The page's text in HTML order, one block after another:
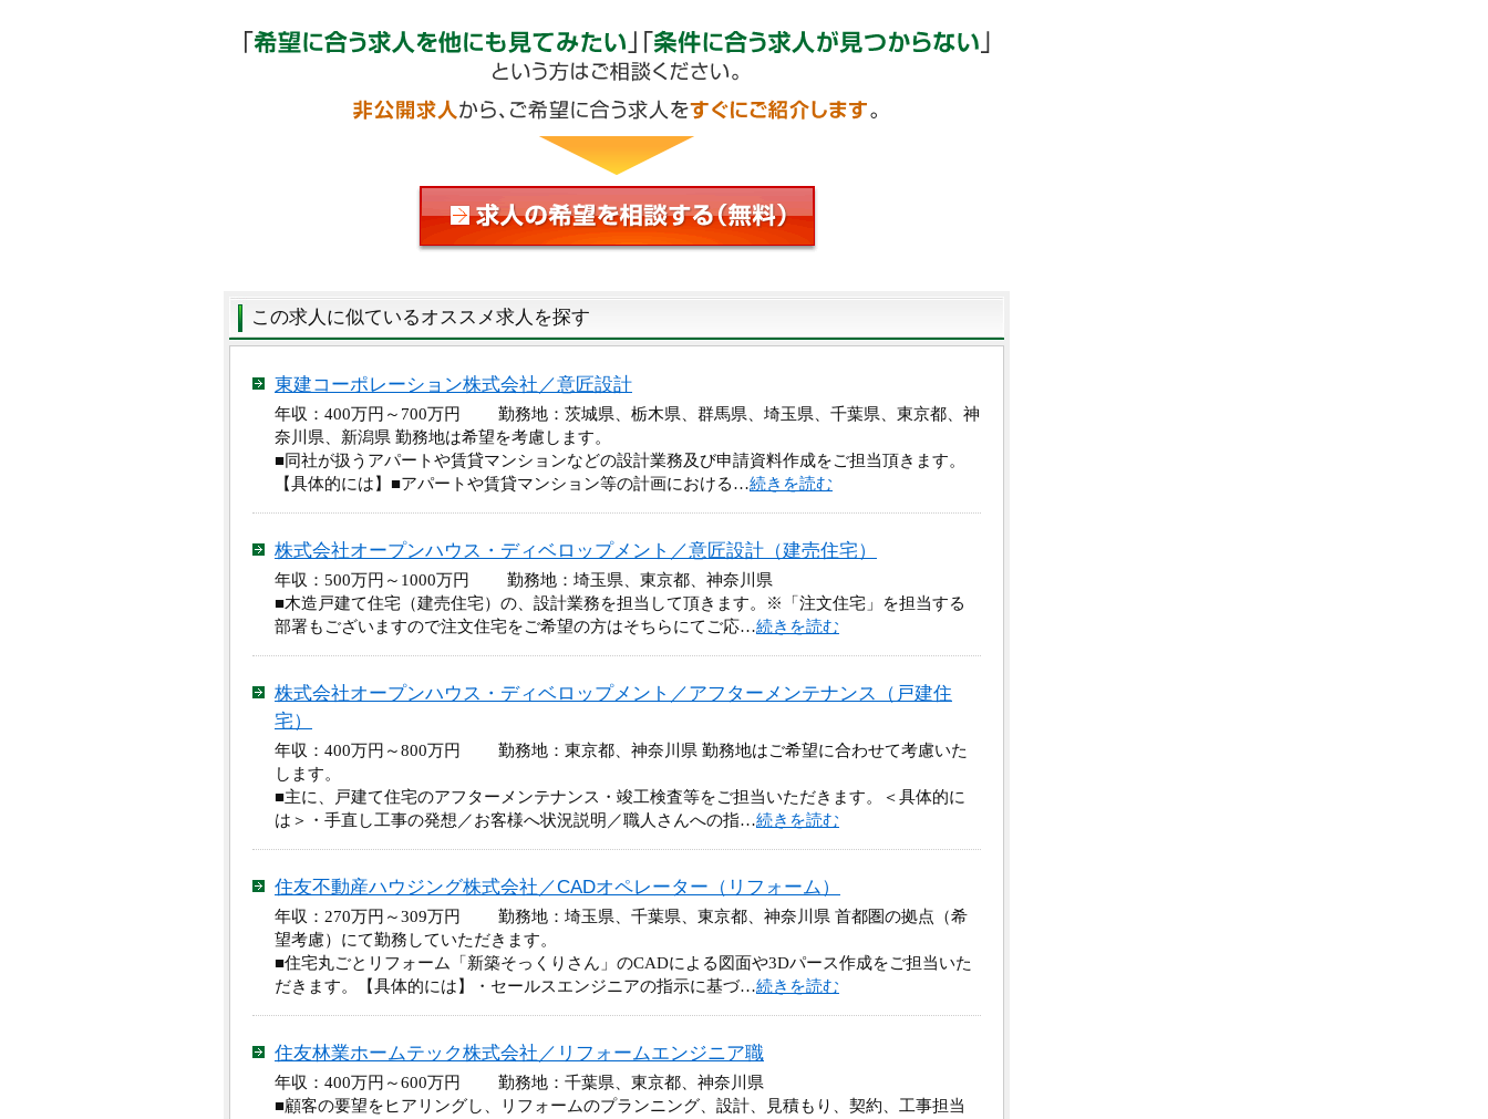
この求人に似ているオススメ求人を探す
東建コーポレーション株式会社／意匠設計
年収：400万円～700万円 勤務地：茨城県、栃木県、群馬県、埼玉県、千葉県、東京都、神
奈川県、新潟県 勤務地は希望を考慮します。
■同社が扱うアパートや賃貸マンションなどの設計業務及び申請資料作成をご担当頂きます。
【具体的には】■アパートや賃貸マンション等の計画における…続きを読む
株式会社オープンハウス・ディベロップメント／意匠設計（建売住宅）
年収：500万円～1000万円 勤務地：埼玉県、東京都、神奈川県
■木造戸建て住宅（建売住宅）の、設計業務を担当して頂きます。※「注文住宅」を担当する
部署もございますので注文住宅をご希望の方はそちらにてご応…続きを読む
株式会社オープンハウス・ディベロップメント／アフターメンテナンス（戸建住
宅）
年収：400万円～800万円 勤務地：東京都、神奈川県 勤務地はご希望に合わせて考慮いた
します。
■主に、戸建て住宅のアフターメンテナンス・竣工検査等をご担当いただきます。＜具体的に
は＞・手直し工事の発想／お客様へ状況説明／職人さんへの指…続きを読む
住友不動産ハウジング株式会社／CADオペレーター（リフォーム）
年収：270万円～309万円 勤務地：埼玉県、千葉県、東京都、神奈川県 首都圏の拠点（希
望考慮）にて勤務していただきます。
■住宅丸ごとリフォーム「新築そっくりさん」のCADによる図⾯や3Dパース作成をご担当いた
だきます。【具体的には】・セールスエンジニアの指示に基づ…続きを読む
住友林業ホームテック株式会社／リフォームエンジニア職
年収：400万円～600万円 勤務地：千葉県、東京都、神奈川県
■顧客の要望をヒアリングし、リフォームのプランニング、設計、見積もり、契約、工事担当